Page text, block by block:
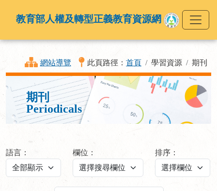
教育部人權及轉型正義教育資源網
網站導覽 此頁路徑： 首頁 學習資源 期刊
期刊
Periodicals
語言： 欄位： 排序：